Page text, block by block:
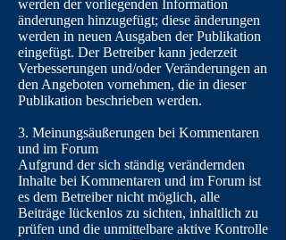
werden der vorliegenden Information
änderungen hinzugefügt; diese änderungen
werden in neuen Ausgaben der Publikation
eingefügt. Der Betreiber kann jederzeit
Verbesserungen und/oder Veränderungen an
den Angeboten vornehmen, die in dieser
Publikation beschrieben werden.
3. Meinungsäußerungen bei Kommentaren
und im Forum
Aufgrund der sich ständig verändernden
Inhalte bei Kommentaren und im Forum ist
es dem Betreiber nicht möglich, alle
Beiträge lückenlos zu sichten, inhaltlich zu
prüfen und die unmittelbare aktive Kontrolle